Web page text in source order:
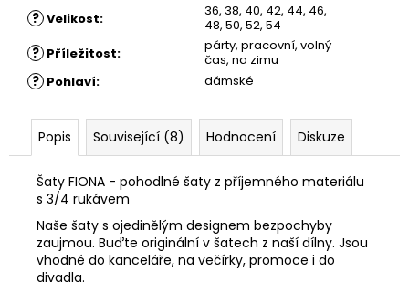
? Velikost:
36, 38, 40, 42, 44, 46,
48, 50, 52, 54
? Příležitost:
párty, pracovní, volný
čas, na zimu
? Pohlaví: dámské
Popis Související (8) Hodnocení Diskuze
Šaty FIONA - pohodlné šaty z příjemného materiálu
s 3/4 rukávem
Naše šaty s ojedinělým designem bezpochyby
zaujmou. Buďte originální v šatech z naší dílny. Jsou
vhodné do kanceláře, na večírky, promoce i do
divadla.